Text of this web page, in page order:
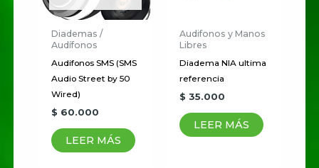
Diademas /
Audífonos
Audifonos SMS (SMS
Audio Street by 50
Wired)
$ 60.000
LEER MÁS
Audifonos y Manos
Libres
Diadema NIA ultima
referencia
$ 35.000
LEER MÁS